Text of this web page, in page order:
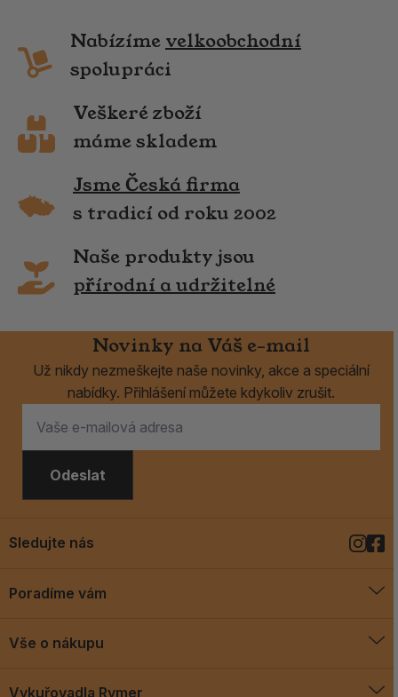
Nabízíme velkoobchodní
spolupráci
Veškeré zboží
máme skladem
Jsme Česká firma
s tradicí od roku 2002
Naše produkty jsou
přírodní a udržitelné
Novinky na Váš e-mail
Už nikdy nezmeškejte naše novinky, akce a speciální
nabídky. Přihlášení můžete kdykoliv zrušit.
Odeslat
Poradíme vám
Blog
Vše o nákupu
Vykuřovadla Rymer
Sledujte nás